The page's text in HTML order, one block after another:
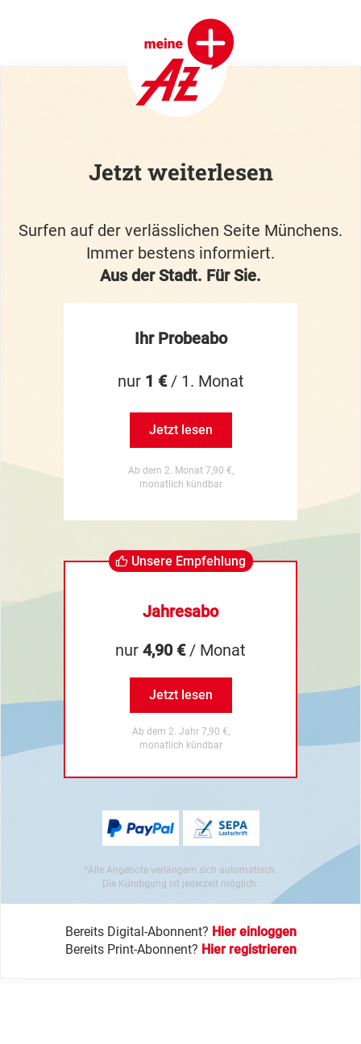
Jetzt weiterlesen
Surfen auf der verlässlichen Seite Münchens.
Immer bestens informiert.
Aus der Stadt. Für Sie.
Ihr Probeabo
nur 1 €/ 1. Monat
Jetzt lesen
Ab dem 2. Monat 7,90 €,
monatlich kündbar
Unsere Empfehlung
Jahresabo
nur 4,90 €/ Monat
Jetzt lesen
Ab dem 2. Jahr 7,90 €,
monatlich kündbar
*Alle Angebote verlängern sich automatisch.
Die Kündigung ist jederzeit möglich.
Bereits Digital-Abonnent? Hier einloggen
Bereits Print-Abonnent? Hier registrieren